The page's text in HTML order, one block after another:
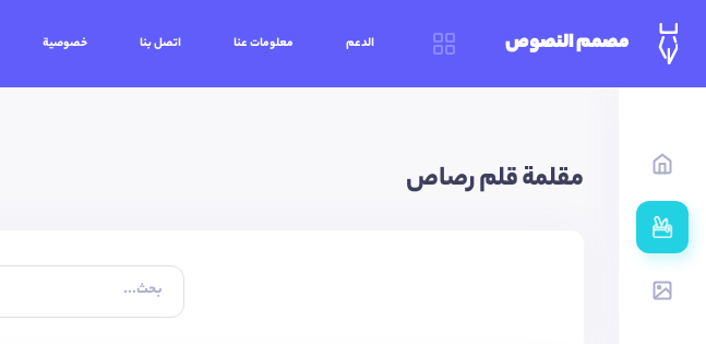
مصمم النصوص الدعم معلومات عنا اتصل بنا خصوصية
مقلمة قلم رصاص
بحث...